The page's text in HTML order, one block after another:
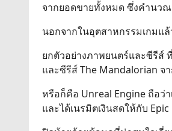
จากยอดขายทั้งหมด ซึ่งคำนว
นอกจากในอุตสาหกรรมเกมแ
ยกตัวอย่างภาพยนตร์และซีรีส์
และซีรีส์ The Mandalorian จ
หรือก็คือ Unreal Engine ถือว่
และได้เนรมิตเงินสดให้กับ